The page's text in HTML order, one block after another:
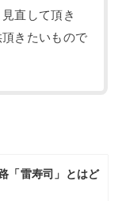
直して頂き
きたいもので
「雷寿司」とはど